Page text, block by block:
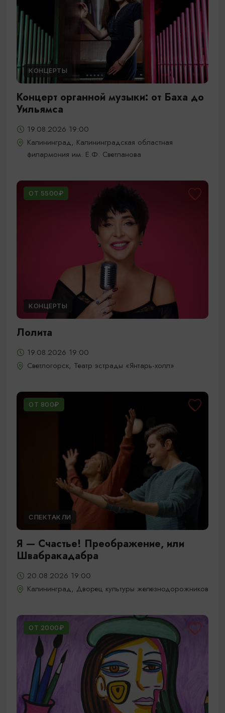
КОНЦЕРТЫ
Концерт органной музыки: от Баха до
Уильямса
19.08.2026 19:00
Калининград, Калининградская областная
филармония им. Е.Ф. Светланова
ОТ 5500₽
КОНЦЕРТЫ
Лолита
19.08.2026 19:00
Светлогорск, Театр эстрады «Янтарь-холл»
ОТ 800₽
СПЕКТАКЛИ
Я — Счастье! Преображение, или
Швабракадабра
20.08.2026 19:00
Калининград, Дворец культуры железнодорожников
ОТ 2000₽